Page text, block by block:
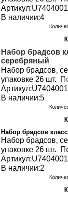
В наличии:4
Набор брадсов
серебряный
Набор брадсов,
упаковке 26 шт.
В наличии:5
Набор брадсов
Набор брадсов,
упаковке 26 шт.
В наличии:2